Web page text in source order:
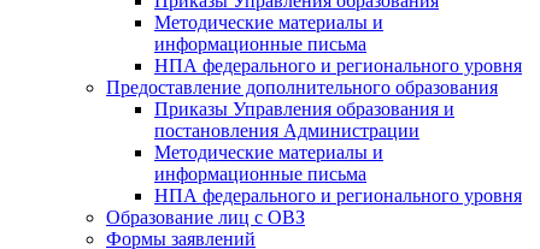
Методические материалы и
информационные письма
НПА федерального и регионального уровня
Предоставление дополнительного образования
Приказы Управления образования и
постановления Администрации
Методические материалы и
информационные письма
НПА федерального и регионального уровня
Образование лиц с ОВЗ
Формы заявлений